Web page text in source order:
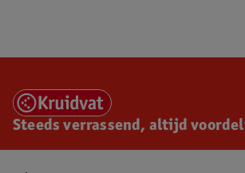
Steeds verrassend, altijd